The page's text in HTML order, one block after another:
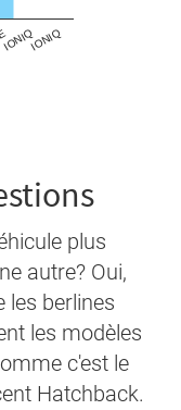
plus
autre? Oui,
les berlines
les modèles
c'est le
Hatchback.